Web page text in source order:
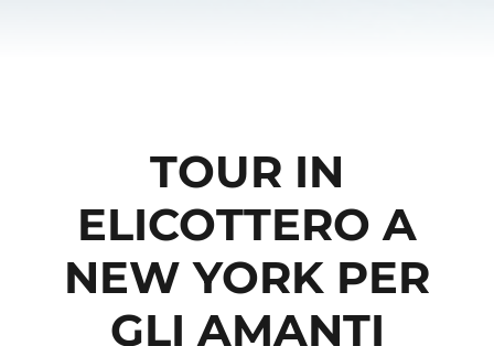
TOUR IN
ELICOTTERO A
NEW YORK PER
GLI AMANTI